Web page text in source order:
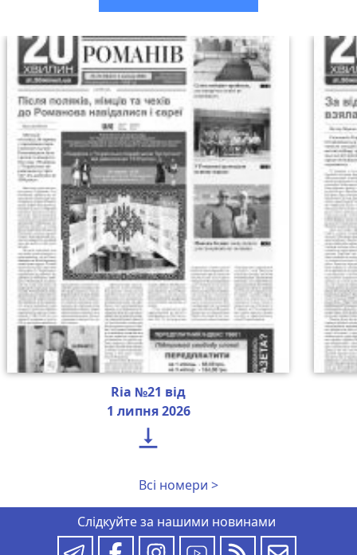
Ria №21 від
1 липня 2026

Всі номери >
Слідкуйте за нашими новинами